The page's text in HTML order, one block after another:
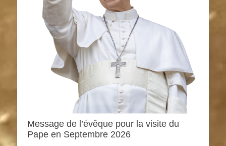
Message de l’évêque pour la visite du
Pape en Septembre 2026